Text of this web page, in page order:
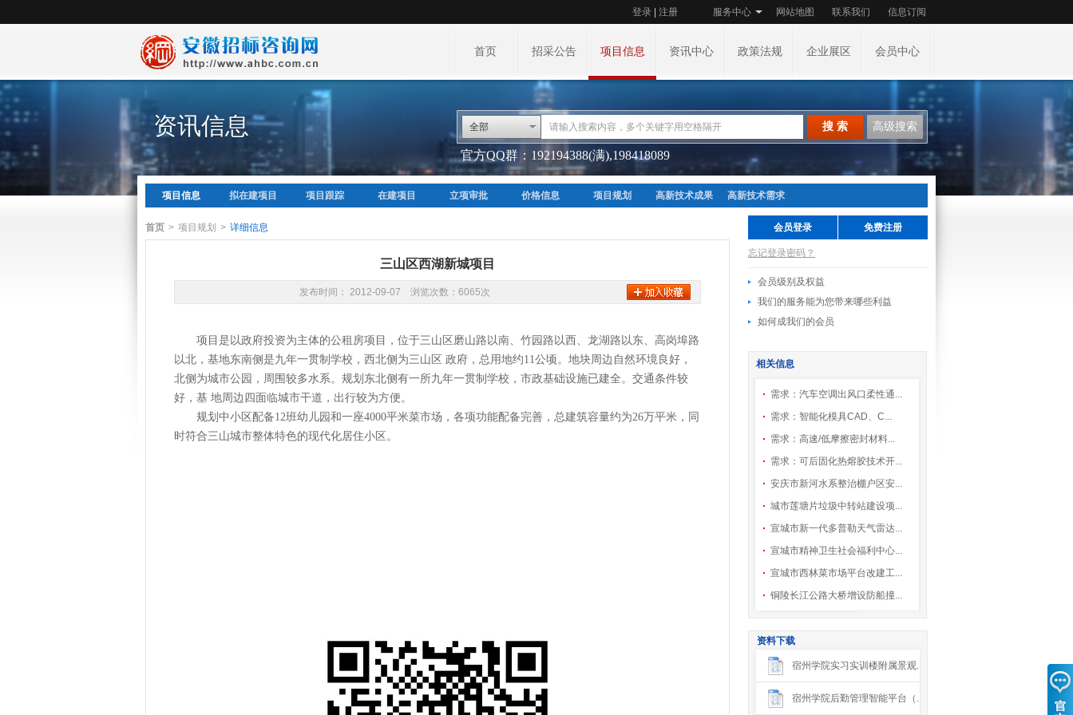
服务中心 网站地图 联系我们 信息订阅
登录 注册
首页 招采公告 项目信息 资讯中心 政策法规 企业展区 会员中心
资讯信息 全部 搜 索 高级搜索
官方QQ群：192194388(满),198418089
项目信息 拟在建项目 项目跟踪 在建项目 立项审批 价格信息 项目规划 高新技术成果 高新技术需求
首页 > 项目规划 > 详细信息
三山区西湖新城项目
发布时间： 2012-09-07 浏览次数：6065次
项目是以政府投资为主体的公租房项目，位于三山区磨山路以南、竹园路以西、龙湖路以东、高岗埠路
以北，基地东南侧是九年一贯制学校，西北侧为三山区 政府，总用地约11公顷。地块周边自然环境良好，
北侧为城市公园，周围较多水系。规划东北侧有一所九年一贯制学校，市政基础设施已建全。交通条件较
好，基 地周边四面临城市干道，出行较为方便。
规划中小区配备12班幼儿园和一座4000平米菜市场，各项功能配备完善，总建筑容量约为26万平米，同
时符合三山城市整体特色的现代化居住小区。
会员登录 免费注册
忘记登录密码？
会员级别及权益
我们的服务能为您带来哪些利益
如何成我们的会员
相关信息
需求：汽车空调出风口柔性通...
需求：智能化模具CAD、C...
需求：高速/低摩擦密封材料...
需求：可后固化热熔胶技术开...
安庆市新河水系整治棚户区安...
城市莲塘片垃圾中转站建设项...
宣城市新一代多普勒天气雷达...
宣城市精神卫生社会福利中心...
宣城市西林菜市场平台改建工...
铜陵长江公路大桥增设防船撞...
资料下载
宿州学院实习实训楼附属景观...
宿州学院后勤管理智能平台（...